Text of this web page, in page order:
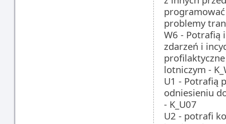
problemy
W6 - Potrafią
zdarzeń i
lotniczym -
U1 - Potrafią
odniesieniu
- K_U07
U2 - potrafi